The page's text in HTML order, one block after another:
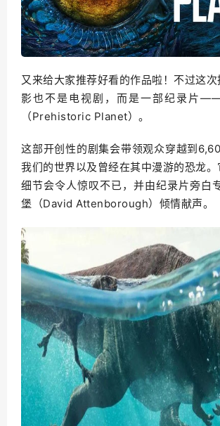
又来给大家推荐好看的作品啦！不过这
影也不是电视剧，而是一部纪录片——
（Prehistoric Planet）。
这部开创性的剧集会带领观众穿越到
我们的世界以及曾经在其中漫游的恐龙
细节会令人惊叹不已，并由纪录片旁白
堡（David Attenborough）倾情献声。